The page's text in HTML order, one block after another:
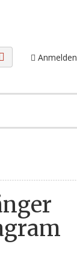
Anmelden